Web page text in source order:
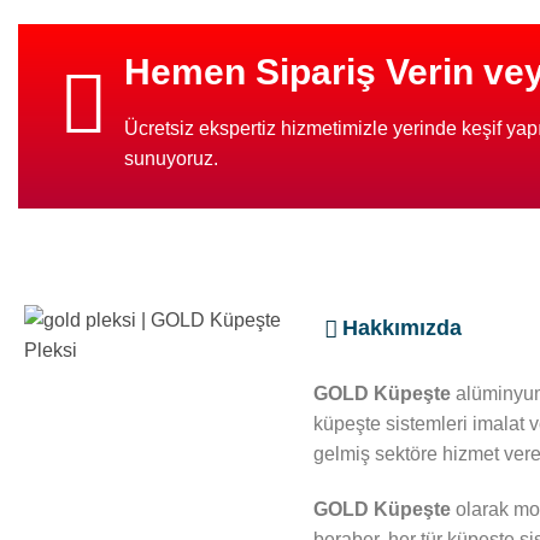
Hemen Sipariş Verin
Ücretsiz ekspertiz hizmetimizle yerinde keşif
sunuyoruz.
Hakkımızda
GOLD Küpeşte
küpeşte sistemleri imalat
gelmiş sektöre hizmet
GOLD Küpeşte olarak